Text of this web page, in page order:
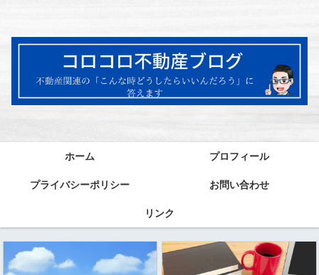
ホーム プロフィール
プライバシーポリシー お問い合わせ
リンク